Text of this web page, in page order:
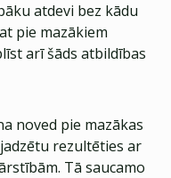
atdevi bez kādu
pie mazākiem
arī šāds atbildības
noved pie mazākas
rezultēties ar
Tā saucamo